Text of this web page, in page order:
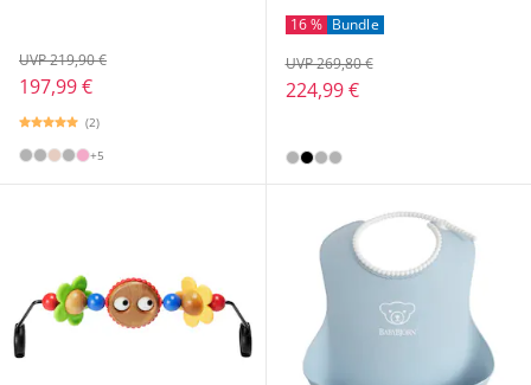
197,99 €
UVP 219,90 €
(2)
+5
16 % Bundle
224,99 €
UVP 269,80 €